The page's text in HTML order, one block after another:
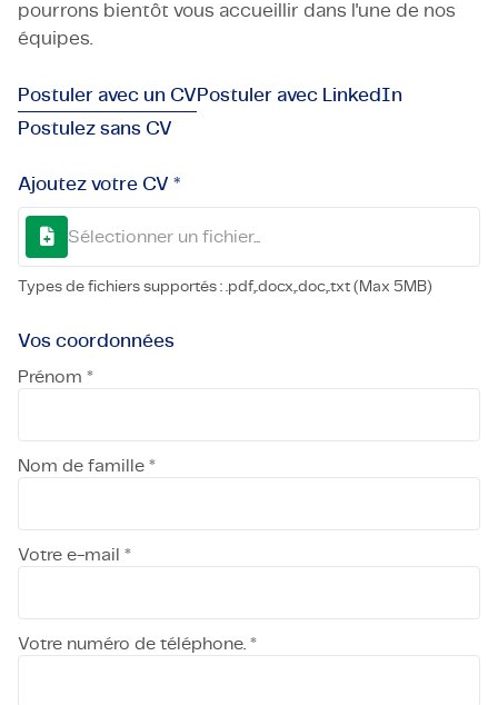
pourrons bientôt vous accueillir dans l'une de nos
équipes.
Postuler avec un CVPostuler avec LinkedIn
Postulez sans CV
Ajoutez votre CV *
Sélectionner un fichier...
Types de fichiers supportés : .pdf,.docx,.doc,.txt (Max 5MB)
Vos coordonnées
Prénom *
Nom de famille *
Votre e-mail *
Votre numéro de téléphone. *